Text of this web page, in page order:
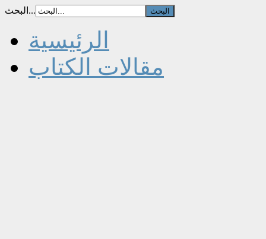
البحث...
الرئيسية
مقالات الكتاب